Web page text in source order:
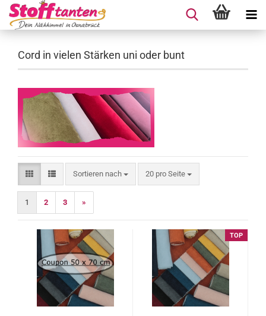
Cord in vielen Stärken uni oder bunt
Sortieren nach
Sortieren nach 20 pro Seite
pro Seite
1 2 3 »
TOP